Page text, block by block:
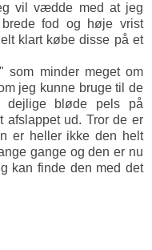
vil vædde med at jeg
fod og høje vrist
klart købe disse på et
" som minder meget om
jeg kunne bruge til de
dejlige bløde pels på
afslappet ud. Tror de er
er heller ikke den helt
gange og den er nu
kan finde den med det